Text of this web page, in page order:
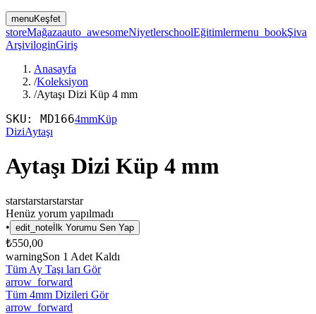
menuKeşfet
storeMağazaauto_awesomeNiyetlerschoolEğitimlermenu_bookŞiva
ArşiviloginGiriş
Anasayfa
/Koleksiyon
/Aytaşı Dizi Küp 4 mm
SKU: MD1664mmKüp
DiziAytaşı
Aytaşı Dizi Küp 4 mm
starstarstarstarstar
Henüz yorum yapılmadı
• edit_note İlk Yorumu Sen Yap
₺550,00
warningSon 1 Adet Kaldı
Tüm Ay Taşı ları Gör
arrow_forward
Tüm 4mm Dizileri Gör
arrow_forward